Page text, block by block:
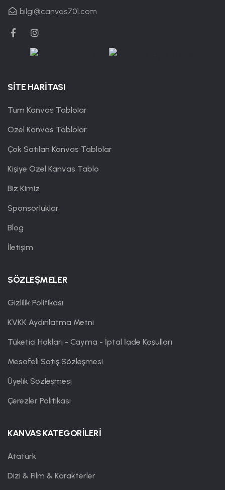
bilgi@canvas701.com
SİTE HARİTASI
Tüm Kanvas Tablolar
Özel Kanvas Tablolar
Çok Satılan Kanvas Tablolar
Kişiye Özel Kanvas Tablo
Biz Kimiz
Sponsorluklar
Blog
İletişim
SÖZLEŞMELER
Gizlilik Politikası
KVKK Aydınlatma Metni
Tüketici Hakları - Cayma - İptal İade Koşulları
Mesafeli Satış Sözleşmesi
Üyelik Sözleşmesi
Çerezler Politikası
KANVAS KATEGORİLERİ
Atatürk
Dizi & Film & Karakterler